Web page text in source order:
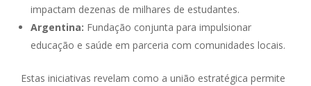
impactam dezenas de milhares de estudantes.
Argentina: Fundação conjunta para impulsionar
educação e saúde em parceria com comunidades locais.
Estas iniciativas revelam como a união estratégica permite